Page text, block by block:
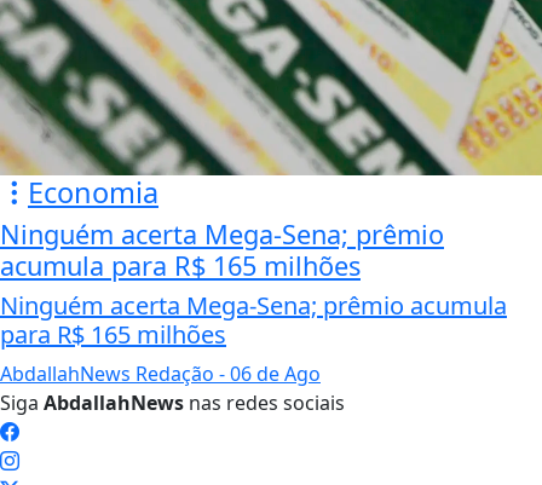
Economia
Ninguém acerta Mega-Sena; prêmio
acumula para R$ 165 milhões
Ninguém acerta Mega-Sena; prêmio acumula
para R$ 165 milhões
AbdallahNews Redação- 06 de Ago
Siga AbdallahNews nas redes sociais